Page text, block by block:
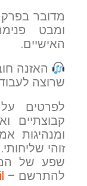
מדובר
ומבט
האישיים.
האזנה
שרוצה
לפרטים
קבוצתיים
שפע של
להתרשם –